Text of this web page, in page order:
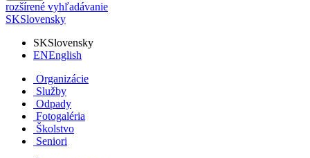
rozšírené vyhľadávanie
SKSlovensky
SKSlovensky
ENEnglish
Organizácie
Služby
Odpady
Fotogaléria
Školstvo
Seniori